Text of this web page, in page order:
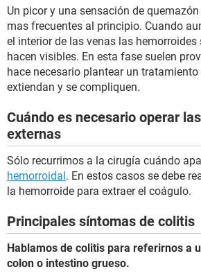
Un picor y una sensación de
mas frecuentes al principio. Cuando
el interior de las venas las hemorroides
hacen visibles. En esta fase suelen
hace necesario plantear un tratamiento
extiendan y se compliquen.
Cuándo es necesario operar
externas
Sólo recurrimos a la cirugía cuándo
hemorroidal. En estos casos se debe
la hemorroide para extraer el coágulo.
Principales síntomas de colitis
Hablamos de colitis para referirnos a
colon o intestino grueso.